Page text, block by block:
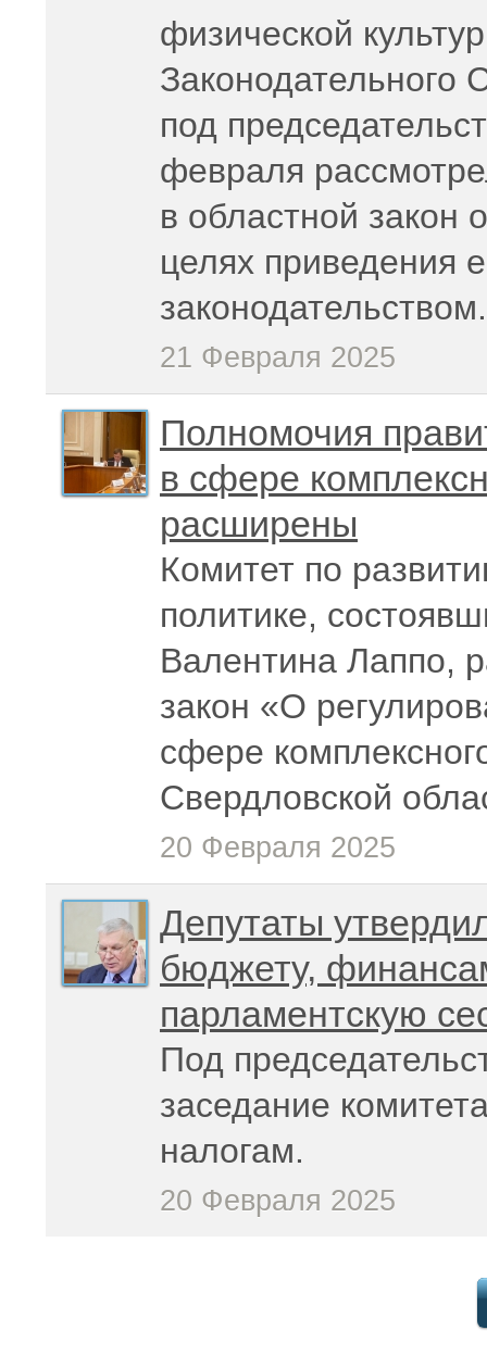
физической
Законодательного
под
февраля
в областной закон
целях приведения
законодательством.
21 Февраля 2025
Полномочия
в сфере
расширены
Комитет по
политике,
Валентина Лаппо,
закон «О
сфере
Свердловской
20 Февраля 2025
Депутаты
бюджету,
парламентскую
Под
заседание
налогам.
20 Февраля 2025